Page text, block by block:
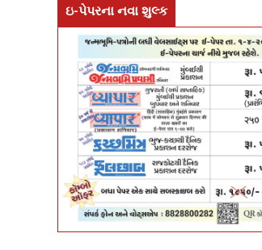
ઇ-પેપરના નવા શુલ્ક